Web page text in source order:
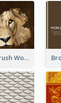
Lion Photo Brush World Wildlife Day Greeting Card